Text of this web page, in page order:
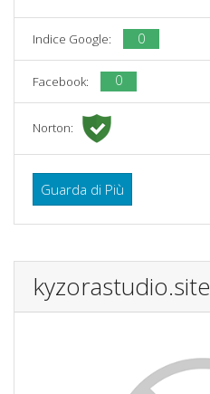
Indice Google: 0
Facebook: 0
Norton:
Guarda di Più
kyzorastudio.site